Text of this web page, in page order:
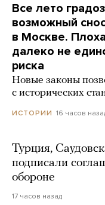
Все лето
возможный
в Москве.
далеко не
риска
Новые законы
с исторических
ИСТОРИИ 16 часов
Турция,
подписали
обороне
17 часов назад